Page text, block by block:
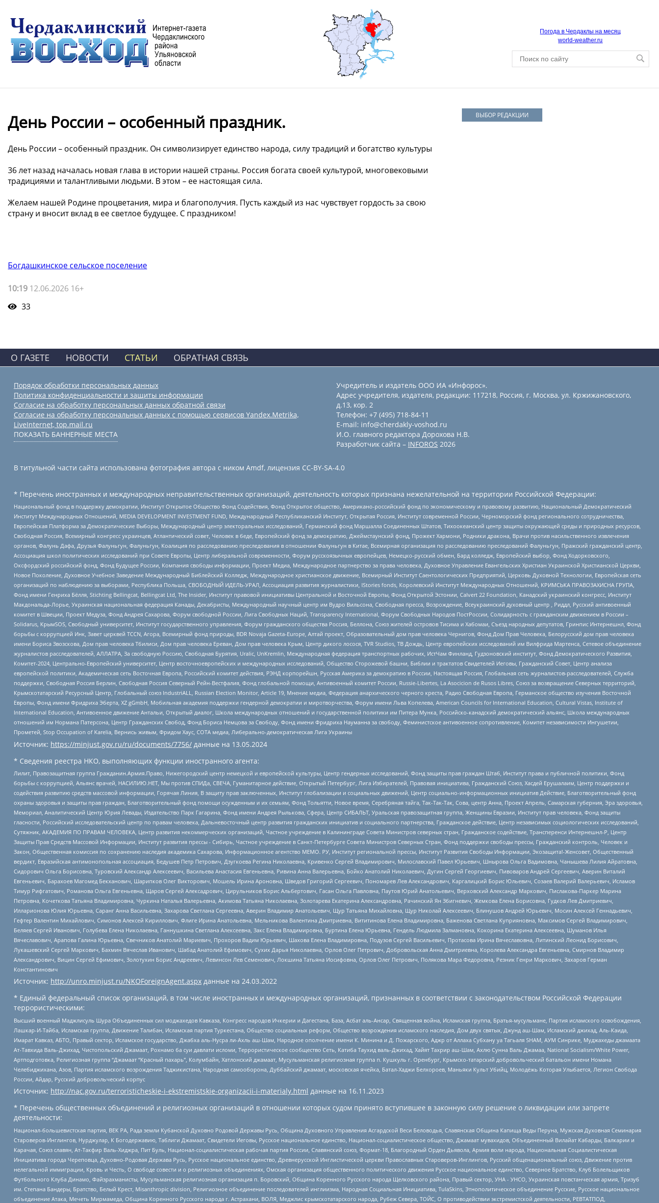
Погода в Чердаклы на месяц
world-weather.ru
День России – особенный праздник.
День России – особенный праздник. Он символизирует единство народа, силу традиций и богатство культуры
36 лет назад началась новая глава в истории нашей страны. Россия богата своей культурой, многовековыми
традициями и талантливыми людьми. В этом – ее настоящая сила.
Желаем нашей Родине процветания, мира и благополучия. Пусть каждый из нас чувствует гордость за свою
страну и вносит вклад в ее светлое будущее. С праздником!
Богдашкинское сельское поселение
10:19 12.06.2026 16+
33
ВЫБОР РЕДАКЦИИ
О ГАЗЕТЕ НОВОСТИ СТАТЬИ ОБРАТНАЯ СВЯЗЬ
Порядок обработки персональных данных
Политика конфиденциальности и защиты информации
Согласие на обработку персональных данных обратной связи
Согласие на обработку персональных данных с помощью сервисов Yandex.Metrika,
LiveInternet, top.mail.ru
ПОКАЗАТЬ БАННЕРНЫЕ МЕСТА
Учредитель и издатель ООО ИА «Инфорос».
Адрес учредителя, издателя, редакции: 117218, Россия, г. Москва, ул. Кржижановского,
д.13, кор. 2
Телефон: +7 (495) 718-84-11
E-mail: info@cherdakly-voshod.ru
И.О. главного редактора Дорохова Н.В.
Разработчик сайта – INFOROS 2026
В титульной части сайта использована фотография автора с ником Amdf, лицензия CC-BY-SA-4.0
* Перечень иностранных и международных неправительственных организаций, деятельность которых признана нежелательной на территории Российской Федерации:
Национальный фонд в поддержку демократии, Институт Открытое Общество Фонд Содействия, Фонд Открытое общество, Американо-российский фонд по экономическому и правовому развитию, Национальный Демократический
Институт Международных Отношений, MEDIA DEVELOPMENT INVESTMENT FUND, Международный Республиканский Институт, Открытая Россия, Институт современной России, Черноморский фонд регионального сотрудничества,
Европейская Платформа за Демократические Выборы, Международный центр электоральных исследований, Германский фонд Маршалла Соединенных Штатов, Тихоокеанский центр защиты окружающей среды и природных ресурсов,
Свободная Россия, Всемирный конгресс украинцев, Атлантический совет, Человек в беде, Европейский фонд за демократию, Джеймстаунский фонд, Прожект Хармони, Родники дракона, Врачи против насильственного извлечения
органов, Фалунь Дафа, Друзья Фалуньгун, Фалуньгун, Коалиция по расследованию преследования в отношении Фалуньгун в Китае, Всемирная организация по расследованию преследований Фалуньгун, Пражский гражданский центр,
Ассоциация школ политических исследований при Совете Европы, Центр либеральной современности, Форум русскоязычных европейцев, Немецко-русский обмен, Бард колледж, Европейский выбор, Фонд Ходорковского,
Оксфордский российский фонд, Фонд Будущее России, Компания свободы информации, Проект Медиа, Международное партнерство за права человека, Духовное Управление Евангельских Христиан Украинской Христианской Церкви,
Новое Поколение, Духовное Учебное Заведение Международный Библейский Колледж, Международное христианское движение, Всемирный Институт Саентологических Предприятий, Церковь Духовной Технологии, Европейская сеть
организаций по наблюдению за выборами, Республика Польша, СВОБОДНЫЙ ИДЕЛЬ-УРАЛ, Ассоциация развития журналистики, IStories fonds, Королевский Институт Международных Отношений, КРИМСЬКА ПРАВОЗАХИСНА ГРУПА,
Фонд имени Генриха Бёлля, Stichting Bellingcat, Bellingcat Ltd, The Insider, Институт правовой инициативы Центральной и Восточной Европы, Фонд Открытой Эстонии, Calvert 22 Foundation, Канадский украинский конгресс, Институт
Макдональда-Лорье, Украинская национальная федерация Канады, Декабристы, Международный научный центр им Вудро Вильсона, Свободная пресса, Возрождение, Всеукраинский духовный центр , Риддл, Русский антивоенный
комитет в Швеции, Проект Медуза, Фонд Андрея Сахарова, Форум свободной России, Лига Свободных Наций, Transparеncy International, Форум Свободных Народов ПостРоссии, Солидарность с гражданским движением в России –
Solidarus, КрымSOS, Свободный университет, Институт государственного управления, Форум гражданского общества Россия, Беллона, Союз жителей островов Тисима и Хабомаи, Съезд народных депутатов, Гринпис Интернешнл, Фонд
борьбы с коррупцией Инк, Завет церквей TCCN, Агора, Всемирный фонд природы, BDR Novaja Gazeta-Europe, Алтай проект, Образовательный дом прав человека Чернигов, Фонд Дом Прав Человека, Белорусский дом прав человека
имени Бориса Звозскова, Дом прав человека Тбилиси, Дом прав человека Ереван, Дом прав человека Крым, Центр дикого лосося, TVR Studios, ТВ Дождь, Центр европейских исследований им Вилфрида Мартенса, Сетевое объединение
журналистов расследователей, АЛЛАТРА, За свободную Россию, Свободная Бурятия, Uralic, UnKremlin, Международная федерация транспортных рабочих, ИстЧам Финланд, Гудзоновский институт, Фонд Демократического Развития,
Комитет-2024, Центрально-Европейский университет, Центр восточноевропейских и международных исследований, Общество Сторожевой башни, Библии и трактатов Свидетелей Иеговы, Гражданский Совет, Центр анализа
европейской политики, Академическая сеть Восточная Европа, Российский комитет действия, РЭНД корпорейшн, Русская Америка за демократию в России, Настоящая Россия, Глобальная сеть журналистов-расследователей, Служба
поддержки, Свободная Россия Берлин, Свободная Россия Северный Рейн-Вестфалия, Фонд глобальной помощи, Антивоенный комитет России, Russie-Libertes, La Asocicion de Rusos Libres, Союз за возвращение Северных территорий,
Крымскотатарский Ресурсный Центр, Глобальный союз IndustriALL, Russian Election Monitor, Article 19, Мнение медиа, Федерация анархического черного креста, Радио Свободная Европа, Германское общество изучения Восточной
Европы, Фонд имени Фридриха Эберта, XZ gGmbH, Мобильная академия поддержки гендерной демократии и миротворчества, Форум имени Льва Копелева, American Councils for International Education, Cultural Vistas, Institute of
International Education, Антивоенное движение Антальи, Открытый диалог, Школа международных отношений и государственной политики им Питера Мунка, Российско-канадский демократический альянс, Школа международных
отношений им Нормана Патерсона, Центр Гражданских Свобод, Фонд Бориса Немцова за Свободу, Фонд имени Фридриха Науманна за свободу, Феминистское антивоенное сопротивление, Комитет независимости Ингушетии,
Прометей, Stop Occupation of Karelia, Вернись живым, Фридом Хаус, СОТА медиа, Либерально-демократическая Лига Украины
Источник: https://minjust.gov.ru/ru/documents/7756/ данные на 13.05.2024
* Сведения реестра НКО, выполняющих функции иностранного агента:
Лилит, Правозащитная группа Гражданин.Армия.Право, Нижегородский центр немецкой и европейской культуры, Центр гендерных исследований, Фонд защиты прав граждан Штаб, Институт права и публичной политики, Фонд
борьбы с коррупцией, Альянс врачей, НАСИЛИЮ.НЕТ, Мы против СПИДа, СВЕЧА, Гуманитарное действие, Открытый Петербург, Лига Избирателей, Правовая инициатива, Гражданский Союз, Хасдей Ерушалаим, Центр поддержки и
содействия развитию средств массовой информации, Горячая Линия, В защиту прав заключенных, Институт глобализации и социальных движений, Центр социально-информационных инициатив Действие, Благотворительный фонд
охраны здоровья и защиты прав граждан, Благотворительный фонд помощи осужденным и их семьям, Фонд Тольятти, Новое время, Серебряная тайга, Так-Так-Так, Сова, центр Анна, Проект Апрель, Самарская губерния, Эра здоровья,
Мемориал, Аналитический Центр Юрия Левады, Издательство Парк Гагарина, Фонд имени Андрея Рылькова, Сфера, Центр СИБАЛЬТ, Уральская правозащитная группа, Женщины Евразии, Институт прав человека, Фонд защиты
гласности, Российский исследовательский центр по правам человека, Дальневосточный центр развития гражданских инициатив и социального партнерства, Гражданское действие, Центр независимых социологических исследований,
Сутяжник, АКАДЕМИЯ ПО ПРАВАМ ЧЕЛОВЕКА, Центр развития некоммерческих организаций, Частное учреждение в Калининграде Совета Министров северных стран, Гражданское содействие, Трансперенси Интернешнл-Р, Центр
Защиты Прав Средств Массовой Информации, Институт развития прессы - Сибирь, Частное учреждение в Санкт-Петербурге Совета Министров Северных Стран, Фонд поддержки свободы прессы, Гражданский контроль, Человек и
Закон, Общественная комиссия по сохранению наследия академика Сахарова, Информационное агентство МЕМО. РУ, Институт региональной прессы, Институт Развития Свободы Информации, Экозащита!-Женсовет, Общественный
вердикт, Евразийская антимонопольная ассоциация, Бедушев Петр Петрович, Дзугкоева Регина Николаевна, Кривенко Сергей Владимирович, Милославский Павел Юрьевич, Шнырова Ольга Вадимовна, Чанышева Лилия Айратовна,
Сидорович Ольга Борисовна, Туровский Александр Алексеевич, Васильева Анастасия Евгеньевна, Ривина Анна Валерьевна, Бойко Анатолий Николаевич, Дугин Сергей Георгиевич, Пивоваров Андрей Сергеевич, Аверин Виталий
Евгеньевич, Барахоев Магомед Бекханович, Шарипков Олег Викторович, Мошель Ирина Ароновна, Шведов Григорий Сергеевич, Пономарев Лев Александрович, Каргалицкий Борис Юльевич, Созаев Валерий Валерьевич, Исламов
Тимур Рифгатович, Романова Ольга Евгеньевна, Щаров Сергей Алексадрович, Цирульников Борис Альбертович, Гасан Ольга Павловна, Паутов Юрий Анатольевич, Верховский Александр Маркович, Пислакова-Паркер Марина
Петровна, Кочеткова Татьяна Владимировна, Чуркина Наталья Валерьевна, Акимова Татьяна Николаевна, Золотарева Екатерина Александровна, Рачинский Ян Збигневич, Жемкова Елена Борисовна, Гудков Лев Дмитриевич,
Илларионова Юлия Юрьевна, Саранг Анна Васильевна, Захарова Светлана Сергеевна, Аверин Владимир Анатольевич, Щур Татьяна Михайловна, Щур Николай Алексеевич, Блинушов Андрей Юрьевич, Мосин Алексей Геннадьевич,
Гефтер Валентин Михайлович, Симонов Алексей Кириллович, Флиге Ирина Анатольевна, Мельникова Валентина Дмитриевна, Вититинова Елена Владимировна, Баженова Светлана Куприяновна, Максимов Сергей Владимирович,
Беляев Сергей Иванович, Голубева Елена Николаевна, Ганнушкина Светлана Алексеевна, Закс Елена Владимировна, Буртина Елена Юрьевна, Гендель Людмила Залмановна, Кокорина Екатерина Алексеевна, Шуманов Илья
Вячеславович, Арапова Галина Юрьевна, Свечников Анатолий Мариевич, Прохоров Вадим Юрьевич, Шахова Елена Владимировна, Подузов Сергей Васильевич, Протасова Ирина Вячеславовна, Литинский Леонид Борисович,
Лукашевский Сергей Маркович, Бахмин Вячеслав Иванович, Шабад Анатолий Ефимович, Сухих Дарья Николаевна, Орлов Олег Петрович, Добровольская Анна Дмитриевна, Королева Александра Евгеньевна, Смирнов Владимир
Александрович, Вицин Сергей Ефимович, Золотухин Борис Андреевич, Левинсон Лев Семенович, Локшина Татьяна Иосифовна, Орлов Олег Петрович, Полякова Мара Федоровна, Резник Генри Маркович, Захаров Герман
Константинович
Источник: http://unro.minjust.ru/NKOForeignAgent.aspx данные на 24.03.2022
* Единый федеральный список организаций, в том числе иностранных и международных организаций, признанных в соответствии с законодательством Российской Федерации
террористическими:
Высший военный Маджлисуль Шура Объединенных сил моджахедов Кавказа, Конгресс народов Ичкерии и Дагестана, База, Асбат аль-Ансар, Священная война, Исламская группа, Братья-мусульмане, Партия исламского освобождения,
Лашкар-И-Тайба, Исламская группа, Движение Талибан, Исламская партия Туркестана, Общество социальных реформ, Общество возрождения исламского наследия, Дом двух святых, Джунд аш-Шам, Исламский джихад, Аль-Каида,
Имарат Кавказ, АБТО, Правый сектор, Исламское государство, Джабха аль-Нусра ли-Ахль аш-Шам, Народное ополчение имени К. Минина и Д. Пожарского, Аджр от Аллаха Субхану уа Тагьаля SHAM, АУМ Синрике, Муджахеды джамаата
Ат-Тавхида Валь-Джихад, Чистопольский Джамаат, Рохнамо ба суи давлати исломи, Террористическое сообщество Сеть, Катиба Таухид валь-Джихад, Хайят Тахрир аш-Шам, Ахлю Сунна Валь Джамаа, National Socialism/White Power,
Артподготовка, Религиозная группа “Джамаат “Красный пахарь”, Колумбайн, Хатлонский джамаат, Мусульманская религиозная группа п. Кушкуль г. Оренбург, Крымско-татарский добровольческий батальон имени Номана
Челебиджихана, Азов, Партия исламского возрождения Таджикистана, Народная самооборона, Дуббайский джамаат, московская ячейка, Батал-Хаджи Белхороев, Маньяки Культ Убийц, Молодёжь Которая Улыбается, Легион Свобода
России, Айдар, Русский добровольческий корпус
Источник: http://nac.gov.ru/terroristicheskie-i-ekstremistskie-organizacii-i-materialy.html данные на 16.11.2023
* Перечень общественных объединений и религиозных организаций в отношении которых судом принято вступившее в законную силу решение о ликвидации или запрете
деятельности:
Национал-большевистская партия, ВЕК РА, Рада земли Кубанской Духовно Родовой Державы Русь, Община Духовного Управления Асгардской Веси Беловодья, Славянская Община Капища Веды Перуна, Мужская Духовная Семинария
Староверов-Инглингов, Нурджулар, К Богодержавию, Таблиги Джамаат, Свидетели Иеговы, Русское национальное единство, Национал-социалистическое общество, Джамаат мувахидов, Объединенный Вилайат Кабарды, Балкарии и
Карачая, Союз славян, Ат-Такфир Валь-Хиджра, Пит Буль, Национал-социалистическая рабочая партия России, Славянский союз, Формат-18, Благородный Орден Дьявола, Армия воли народа, Национальная Социалистическая
Инициатива города Череповца, Духовно-Родовая Держава Русь, Русское национальное единство, Древнерусской Инглистической церкви Православных Староверов-Инглингов, Русский общенациональный союз, Движение против
нелегальной иммиграции, Кровь и Честь, О свободе совести и о религиозных объединениях, Омская организация общественного политического движения Русское национальное единство, Северное Братство, Клуб Болельщиков
Футбольного Клуба Динамо, Файзрахманисты, Мусульманская религиозная организация п. Боровский, Община Коренного Русского народа Щелковского района, Правый сектор, УНА - УНСО, Украинская повстанческая армия, Тризуб
им. Степана Бандеры, Братство, Белый Крест, Misanthropic division, Религиозное объединение последователей инглиизма, Народная Социальная Инициатива, TulaSkins, Этнополитическое объединение Русские, Русское национальное
объединение Атака, Мечеть Мирмамеда, Община Коренного Русского народа г. Астрахани, ВОЛЯ, Меджлис крымскотатарского народа, Рубеж Севера, ТОЙС, О противодействии экстремистской деятельности, РЕВТАТПОД,